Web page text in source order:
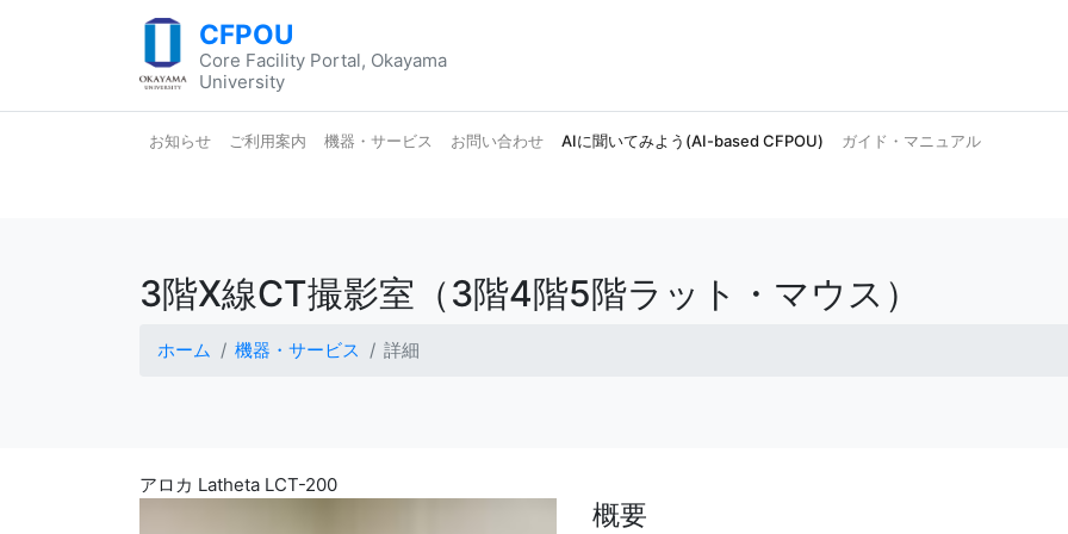
CFPOU
Core Facility Portal, Okayama
University
お知らせ ご利用案内 機器・サービス お問い合わせ AIに聞いてみよう(AI-based CFPOU) ガイド・マニュアル
3階X線CT撮影室（3階4階5階ラット・マウス）
ホーム 機器・サービス 詳細
アロカ Latheta LCT-200
概要